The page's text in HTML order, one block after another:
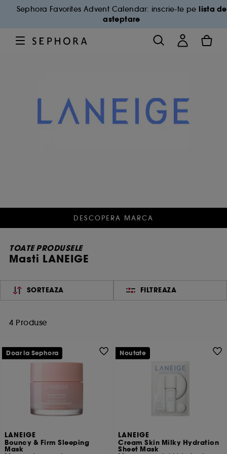
Sephora Favorites Advent Calendar: inscrie-te pe lista de
asteptare
DESCOPERA MARCA
TOATE PRODUSELE
Masti LANEIGE
SORTEAZA FILTREAZA
4 Produse
LANEIGE
Bouncy & Firm Sleeping
Mask
Doar la Sephora
LANEIGE
Cream Skin Milky Hydration
Sheet Mask
Noutate